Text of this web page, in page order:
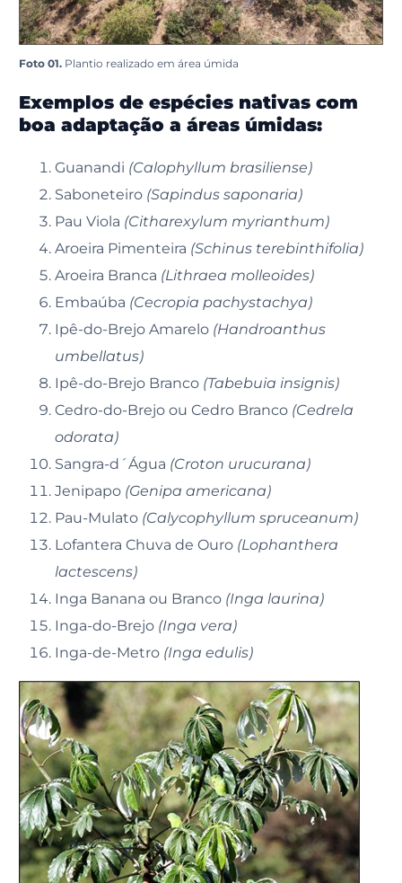
Foto 01. Plantio realizado em área úmida
Exemplos de espécies nativas com
boa adaptação a áreas úmidas:
Guanandi (Calophyllum brasiliense)
Saboneteiro (Sapindus saponaria)
Pau Viola (Citharexylum myrianthum)
Aroeira Pimenteira (Schinus terebinthifolia)
Aroeira Branca (Lithraea molleoides)
Embaúba (Cecropia pachystachya)
Ipê-do-Brejo Amarelo (Handroanthus
umbellatus)
Ipê-do-Brejo Branco (Tabebuia insignis)
Cedro-do-Brejo ou Cedro Branco (Cedrela
odorata)
Sangra-d´Água (Croton urucurana)
Jenipapo (Genipa americana)
Pau-Mulato (Calycophyllum spruceanum)
Lofantera Chuva de Ouro (Lophanthera
lactescens)
Inga Banana ou Branco (Inga laurina)
Inga-do-Brejo (Inga vera)
Inga-de-Metro (Inga edulis)